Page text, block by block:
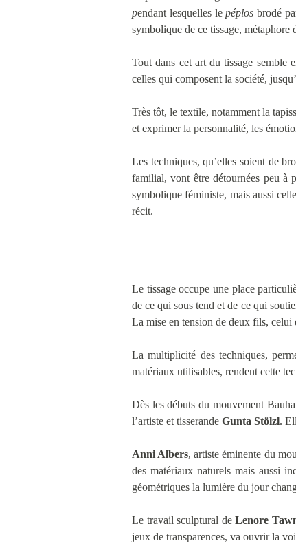
pendant lesquelles lepéplos brodé
symbolique de ce tissage,
Tout dans cet art du tissage semble
celles qui composent la société,
Très tôt, le textile, notamment la
et exprimer la personnalité, les
Les techniques, qu’elles soient de
familial, vont être détournées peu à
symbolique féministe, mais aussi
récit.
Le tissage occupe une place
de ce qui sous tend et de ce qui
La mise en tension de deux fils, celui
La multiplicité des techniques,
matériaux utilisables, rendent cette
Dès les débuts du mouvement
l’artiste et tisserande Gunta Stölzl.
Anni Albers, artiste éminente du
des matériaux naturels mais aussi
géométriques la lumière du jour
Le travail sculptural deLenore
jeux de transparences, va ouvrir la